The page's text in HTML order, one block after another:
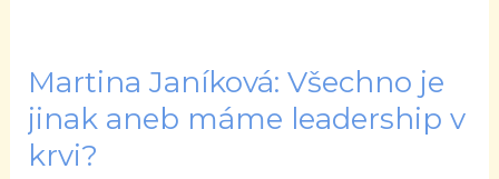
Martina Janíková: Všechno je
jinak aneb máme leadership v
krvi?
Martina
Janíková:
Všechno
je